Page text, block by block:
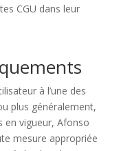
CGU dans leur
à l’une des
plus généralement,
en vigueur, Afonso
mesure appropriée